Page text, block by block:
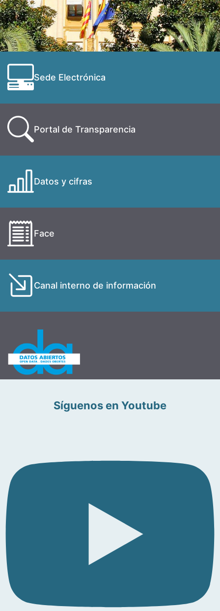
Sede Electrónica
Portal de Transparencia
Datos y cifras
Face
Canal interno de información
Síguenos en Youtube